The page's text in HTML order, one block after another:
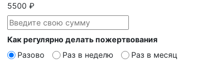
5500 ₽
Как регулярно делать пожертвования
Разово
Раз в неделю Раз в месяц